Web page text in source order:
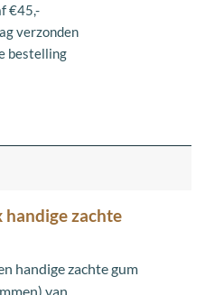
€45,-
verzonden
bestelling
zachte
handige zachte gum
van